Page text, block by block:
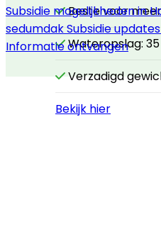
Beste voor
Wateropslag:
Verzadigd
Bekijk hier
Subsidie mogelijkheden in
sedumdakSubsidie
Informatie ontvangen